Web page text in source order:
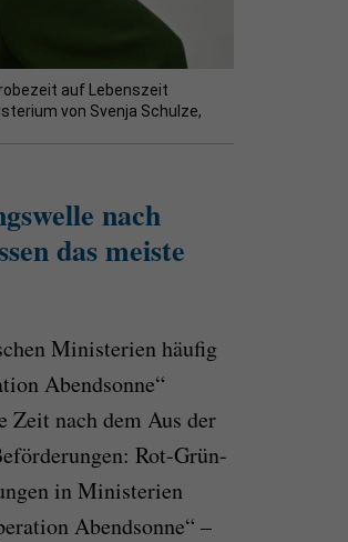
auf Lebenszeit
von Svenja Schulze,
nach
das meiste
Ministerien häufig
Abendsonne“
nach dem Aus der
Rot-Grün-
in Ministerien
Abendsonne“ –